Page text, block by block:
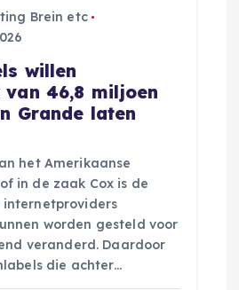
Brein etc
willen
van 46,8 miljoen
Grande laten
het Amerikaanse
in de zaak Cox is de
worden gesteld voor
veranderd. Daardoor
die achter…